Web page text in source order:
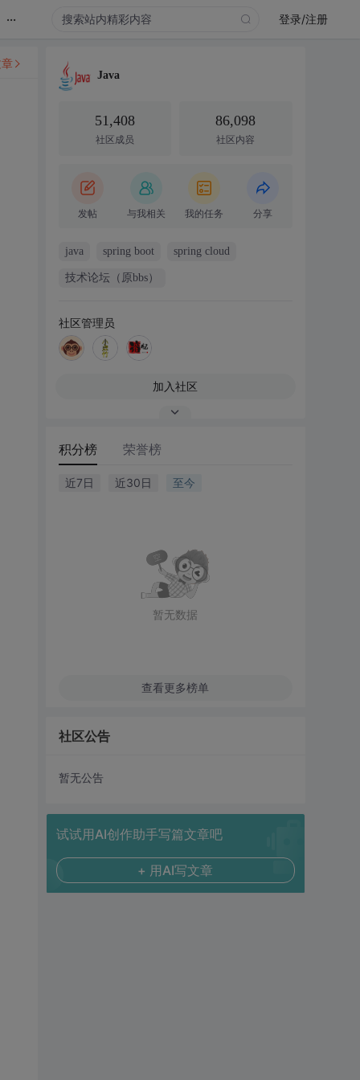
... 登录/注册
Java
51,408
社区成员
86,098
社区内容
发帖 与我相关 我的任务 分享
java spring boot spring cloud
技术论坛（原bbs）
社区管理员
加入社区
积分榜 荣誉榜
近7日 近30日 至今
暂无数据
查看更多榜单
社区公告
暂无公告
试试用AI创作助手写篇文章吧
+ 用AI写文章